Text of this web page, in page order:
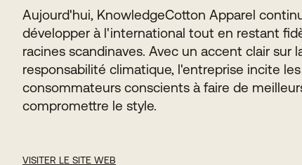
Aujourd'hui, KnowledgeCotton Apparel
développer à l'international tout en restant
racines scandinaves. Avec un accent clair sur
responsabilité climatique, l'entreprise incite les
consommateurs conscients à faire de
compromettre le style.
VISITER LE SITE WEB